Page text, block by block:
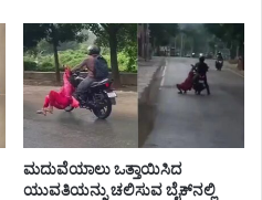
ಮದುವೆಯಾಲು ಒತ್ತಾಯಿಸಿದ
ಯುವತಿಯನ್ನು ಚಲಿಸುವ ಬೈಕ್‌ನಲ್ಲಿ